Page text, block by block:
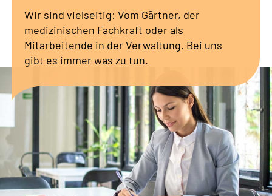
Karriere
Zuweisende &
Leichte Sprache
Gebärdensprache
Wir sind vielseitig: Vom Gärtner, der
medizinischen Fachkraft oder als
Mitarbeitende in der Verwaltung. Bei uns
gibt es immer was zu tun.